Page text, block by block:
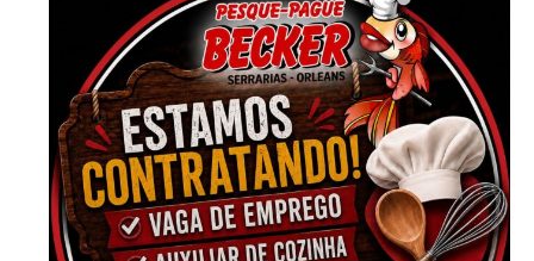
-Anúncio-